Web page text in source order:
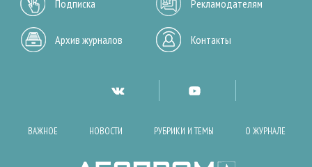
Подписка Рекламодателям
Архив журналов Контакты
ВАЖНОЕ НОВОСТИ РУБРИКИ И ТЕМЫ О ЖУРНАЛЕ